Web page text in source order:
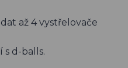
až 4 vystřelovače
d-balls.